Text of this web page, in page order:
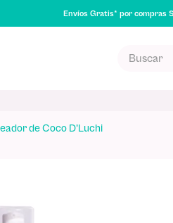
Envíos Gratis* por compras
de Coco D'Luchi